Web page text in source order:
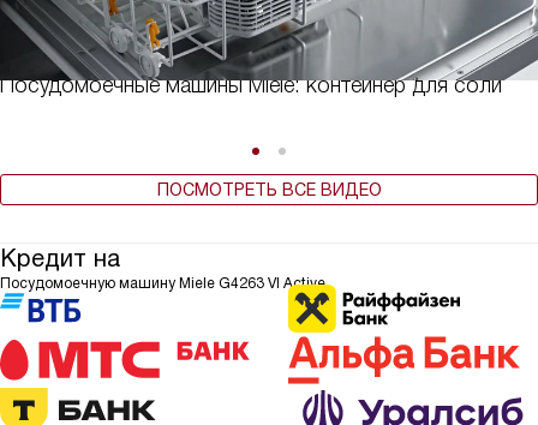
Посудомоечные машины Miele: контейнер для соли
ПОСМОТРЕТЬ ВСЕ ВИДЕО
Кредит на
Посудомоечную машину Miele G4263 VI Active